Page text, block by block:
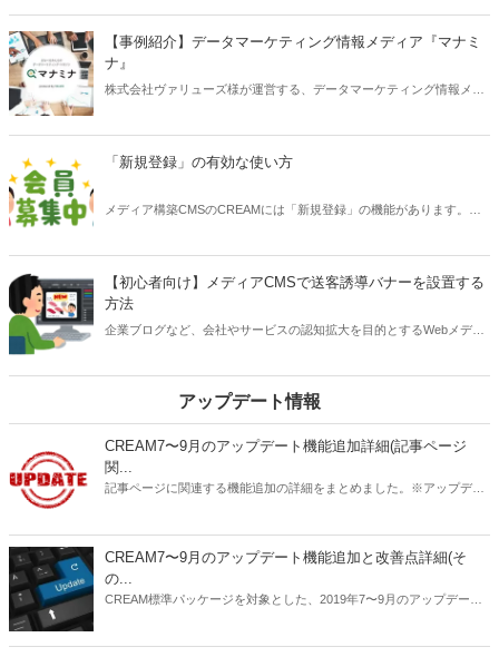
プアップフォームを導入します。
【事例紹介】データマーケティング情報メディア『マナミ
ナ』
株式会社ヴァリューズ様が運営する、データマーケティング情報メデ
「新規登録」の有効な使い方
メディア構築CMSのCREAMには「新規登録」の機能があります。会
【初心者向け】メディアCMSで送客誘導バナーを設置する
方法
企業ブログなど、会社やサービスの認知拡大を目的とするWebメディ
ディア構築CMSで設定する方法を優しく紹介します。
アップデート情報
CREAM7〜9月のアップデート機能追加詳細(記事ページ
関...
記事ページに関連する機能追加の詳細をまとめました。※アップデー
CREAM7〜9月のアップデート機能追加と改善点詳細(そ
の...
CREAM標準パッケージを対象とした、2019年7〜9月のアップデート